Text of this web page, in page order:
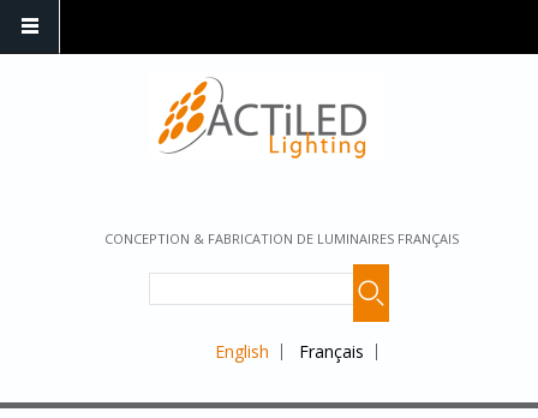
CONCEPTION & FABRICATION DE LUMINAIRES FRANÇAIS
English Français